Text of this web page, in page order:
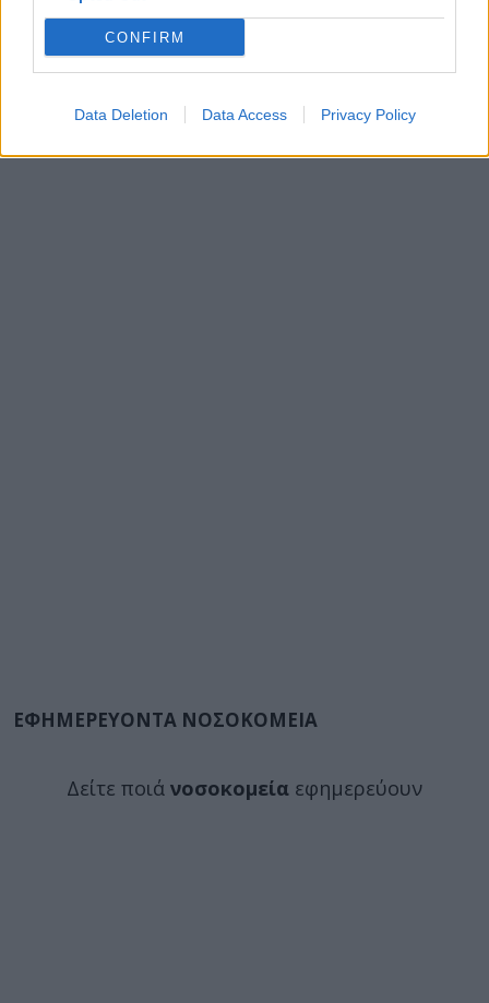
CONFIRM
Data Deletion Data Access Privacy Policy
ΕΦΗΜΕΡΕΥΟΝΤΑ ΝΟΣΟΚΟΜΕΙΑ
Δείτε ποιά νοσοκομεία εφημερεύουν